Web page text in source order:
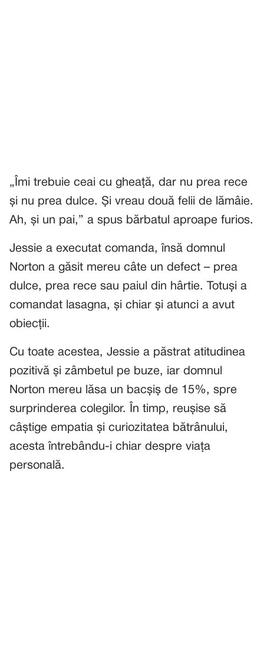
„Îmi trebuie ceai cu gheață, dar nu prea rece
și nu prea dulce. Și vreau două felii de lămâie.
Ah, și un pai,” a spus bărbatul aproape furios.
Jessie a executat comanda, însă domnul
Norton a găsit mereu câte un defect – prea
dulce, prea rece sau paiul din hârtie. Totuși a
comandat lasagna, și chiar și atunci a avut
obiecții.
Cu toate acestea, Jessie a păstrat atitudinea
pozitivă și zâmbetul pe buze, iar domnul
Norton mereu lăsa un bacșiș de 15%, spre
surprinderea colegilor. În timp, reușise să
câștige empatia și curiozitatea bătrânului,
acesta întrebându-i chiar despre viața
personală.